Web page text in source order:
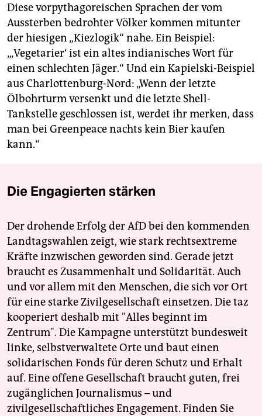
Diese vorpythagoreischen Sprachen der vom
Aussterben bedrohter Völker kommen mitunter
der hiesigen „Kiezlogik“ nahe. Ein Beispiel:
„‚Vegetarier‘ ist ein altes indianisches Wort für
einen schlechten Jäger.“ Und ein Kapielski-Beispiel
aus Charlottenburg-Nord: „Wenn der letzte
Ölbohrturm versenkt und die letzte Shell-
Tankstelle geschlossen ist, werdet ihr merken, dass
man bei Greenpeace nachts kein Bier kaufen
kann.“
Die Engagierten stärken
Der drohende Erfolg der AfD bei den kommenden
Landtagswahlen zeigt, wie stark rechtsextreme
Kräfte inzwischen geworden sind. Gerade jetzt
braucht es Zusammenhalt und Solidarität. Auch
und vor allem mit den Menschen, die sich vor Ort
für eine starke Zivilgesellschaft einsetzen. Die taz
kooperiert deshalb mit "Alles beginnt im
Zentrum". Die Kampagne unterstützt bundesweit
linke, selbstverwaltete Orte und baut einen
solidarischen Fonds für deren Schutz und Erhalt
auf. Eine offene Gesellschaft braucht guten, frei
zugänglichen Journalismus – und
zivilgesellschaftliches Engagement. Finden Sie